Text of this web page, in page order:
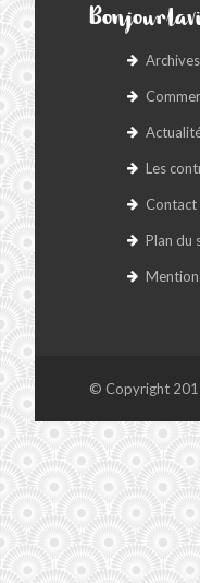
Les
Contact
Plan du
© Copyright